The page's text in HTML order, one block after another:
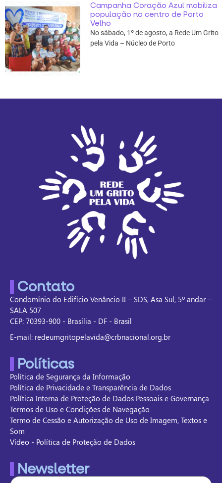
Campanha Coração Azul mobiliza
população no centro de Porto
Velho
No sábado, 1º de agosto, a Rede Um Grito
pela Vida – Núcleo de Porto
Contato
Condomínio do Edifício Venâncio II – SDS, Asa Sul, 5º andar –
SALA 507
CEP: 70393-900 - Brasília - DF - Brasil
E-mail: redeumgritopelavida@crbnacional.org.br
Políticas
Política de Segurança da Informação
Política de Privacidade e Transparência de Dados
Política Interna de Proteção de Dados Pessoais e Governança
Termos de Uso e Condições de Navegação
Termo de Cessão e Autorização de Uso de Imagem, Textos e
Som
Vídeo - Política de Proteção de Dados
Newsletter